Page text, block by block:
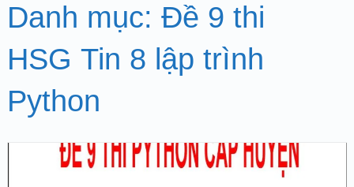
Danh mục: Đề 9 thi
HSG Tin 8 lập trình
Python